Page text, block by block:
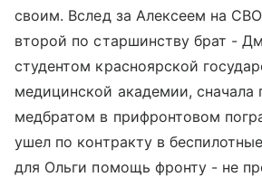
своим. Вслед за Алексеем на
второй по старшинству брат -
студентом красноярской
медицинской академии, сначала
медбратом в прифронтовом
ушел по контракту в
для Ольги помощь фронту - не